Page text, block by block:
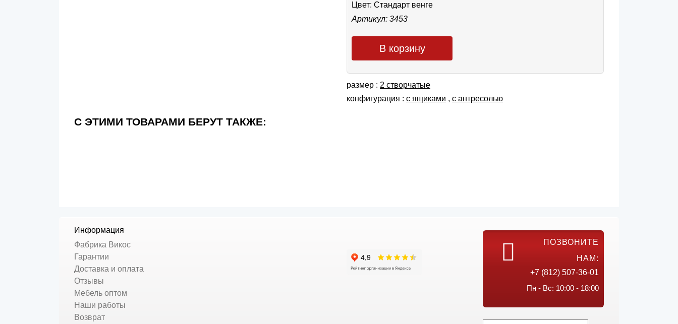
Цвет: Стандарт венге
Артикул: 3453
В корзину
размер : 2 створчатые
конфигурация : с ящиками , с антресолью
С ЭТИМИ ТОВАРАМИ БЕРУТ ТАКЖЕ:
Информация
Фабрика Викос
Гарантии
Доставка и оплата
Отзывы
Мебель оптом
Наши работы
Возврат
ПОЗВОНИТЕ
НАМ:
+7 (812) 507-36-01
Пн - Вс: 10:00 - 18:00